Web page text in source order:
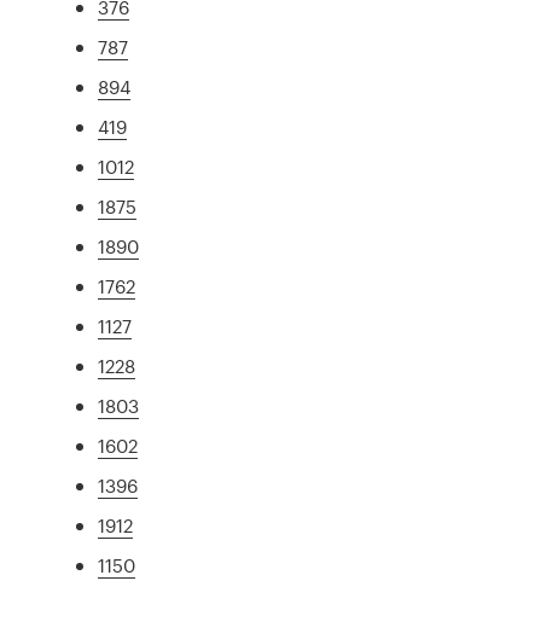
376
787
894
419
1012
1875
1890
1762
1127
1228
1803
1602
1396
1912
1150